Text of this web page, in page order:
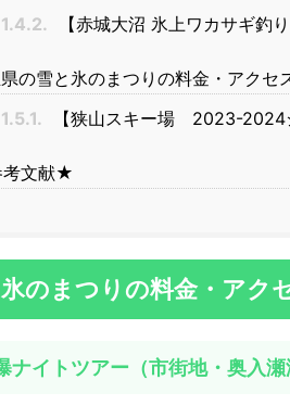
1.4.2.
【赤城大沼 氷上ワカサギ釣り
の雪と氷のまつりの料金・アクセ
1.5.1.
【狭山スキー場 2023-2024
文献★
のまつりの料金・アク
ナイトツアー（市街地・奥入瀬